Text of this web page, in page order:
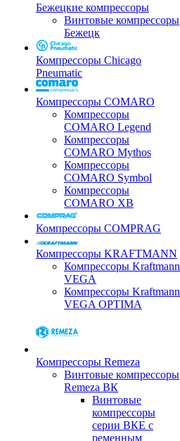
Бежецкие компрессоры
Винтовые компрессоры
Бежецк
Компрессоры Chicago
Pneumatic
Компрессоры COMARO
Компрессоры
COMARO Legend
Компрессоры
COMARO Mythos
Компрессоры
COMARO Symbol
Компрессоры
COMARO XB
Компрессоры COMPRAG
Компрессоры KRAFTMANN
Компрессоры Kraftmann
VEGA
Компрессоры Kraftmann
VEGA OPTIMA
Компрессоры Remeza
Винтовые компрессоры
Remeza ВК
Винтовые
компрессоры
серии ВКЕ с
ременным